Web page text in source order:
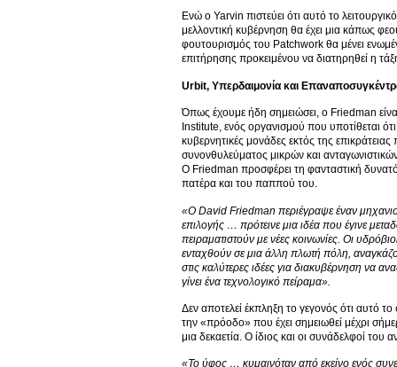
Ενώ ο Yarvin πιστεύει ότι αυτό το
μελλοντική κυβέρνηση θα έχει μια κάπως
φουτουρισμός του Patchwork θα μένει
επιτήρησης προκειμένου να διατηρηθεί η
Urbit, Υπερδαιμονία και
Όπως έχουμε ήδη σημειώσει, ο Friedman
Institute, ενός οργανισμού που υποτίθεται
κυβερνητικές μονάδες εκτός της
συνονθυλεύματος μικρών και
Ο Friedman προσφέρει τη φανταστική
πατέρα και του παππού του.
«Ο David Friedman περιέγραψε έναν
επιλογής … πρότεινε μια ιδέα που έγινε
πειραματιστούν με νέες κοινωνίες. Οι
ενταχθούν σε μια άλλη πλωτή πόλη,
στις καλύτερες ιδέες για διακυβέρνηση να
γίνει ένα τεχνολογικό πείραμα».
Δεν αποτελεί έκπληξη το γεγονός ότι αυτό
την «πρόοδο» που έχει σημειωθεί μέχρι
μια δεκαετία. Ο ίδιος και οι συνάδελφοί
«Το ύφος … κυμαινόταν από εκείνο ενός